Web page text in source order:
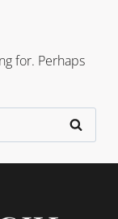
for. Perhaps